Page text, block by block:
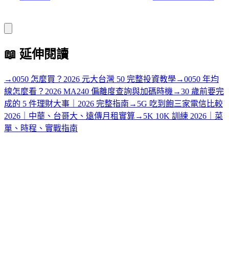
📖 延伸閱讀
→0050 怎麼買？2026 元大台灣 50 完整投資教學→0050 年均
線怎麼看？2026 MA240 偏離度查詢與加碼時機 →30 歲前要完
成的 5 件理財大事｜2026 完整指南 → 5G 吃到飽三家電信比較
2026｜中華、台哥大、遠傳月租實算→ 5K 10K 訓練 2026｜菜
單、時程、實戰指南